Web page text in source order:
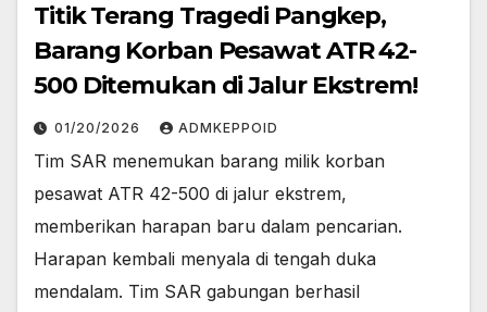
Titik Terang Tragedi Pangkep,
Barang Korban Pesawat ATR 42-
500 Ditemukan di Jalur Ekstrem!
01/20/2026 ADMKEPPOID
Tim SAR menemukan barang milik korban
pesawat ATR 42-500 di jalur ekstrem,
memberikan harapan baru dalam pencarian.
Harapan kembali menyala di tengah duka
mendalam. ​Tim SAR gabungan berhasil